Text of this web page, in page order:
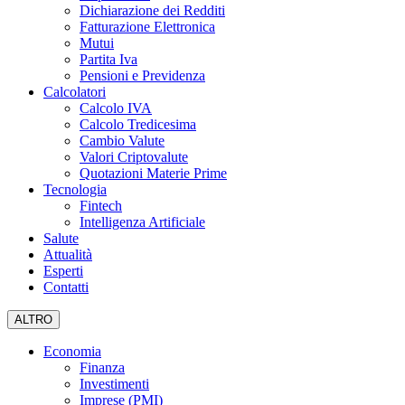
Dichiarazione dei Redditi
Fatturazione Elettronica
Mutui
Partita Iva
Pensioni e Previdenza
Calcolatori
Calcolo IVA
Calcolo Tredicesima
Cambio Valute
Valori Criptovalute
Quotazioni Materie Prime
Tecnologia
Fintech
Intelligenza Artificiale
Salute
Attualità
Esperti
Contatti
ALTRO
Economia
Finanza
Investimenti
Imprese (PMI)